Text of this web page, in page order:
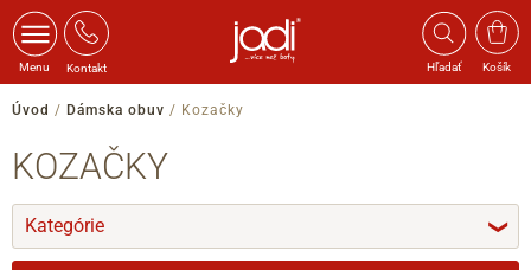
Menu Kontakt Hľadať Košík
Úvod / Dámska obuv / Kozačky
KOZAČKY
Kategórie ❯